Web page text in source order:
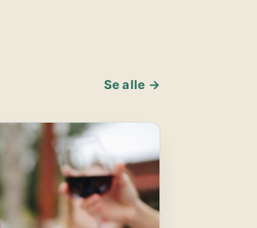
Se alle →